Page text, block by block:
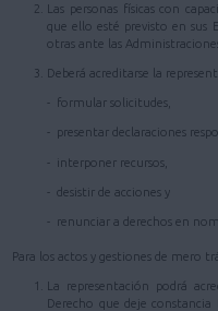
Las personas físicas con
que ello esté previsto en sus
otras ante las
Deberá acreditarse la
- formular solicitudes,
- presentar declaraciones
- interponer recursos,
- desistir de acciones y
- renunciar a derechos en
Para los actos y gestiones de mero
La representación podrá
Derecho que deje constancia